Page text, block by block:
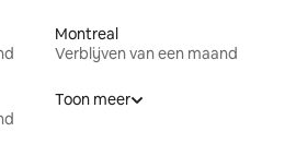
Montreal
Verblijven van een maand
Toon meer